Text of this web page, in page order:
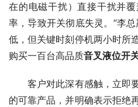
在的电磁干扰）直接干扰并
率，导致开关彻底失灵。”李
低，但关键时刻停机两小时所
购买一百台高品质音叉液位开
客户对此深有感触，立即
的可靠产品，并明确表示拒绝